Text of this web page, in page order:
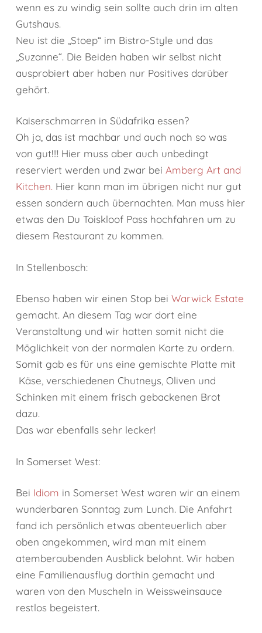
wenn es zu windig sein sollte auch drin im alten
Gutshaus.
Neu ist die „Stoep“ im Bistro-Style und das
„Suzanne“. Die Beiden haben wir selbst nicht
ausprobiert aber haben nur Positives darüber
gehört.
Kaiserschmarren in Südafrika essen?
Oh ja, das ist machbar und auch noch so was
von gut!!!! Hier muss aber auch unbedingt
reserviert werden und zwar bei Amberg Art and
Kitchen. Hier kann man im übrigen nicht nur gut
essen sondern auch übernachten. Man muss hier
etwas den Du Toiskloof Pass hochfahren um zu
diesem Restaurant zu kommen.
In Stellenbosch:
Ebenso haben wir einen Stop bei Warwick Estate
gemacht. An diesem Tag war dort eine
Veranstaltung und wir hatten somit nicht die
Möglichkeit von der normalen Karte zu ordern.
Somit gab es für uns eine gemischte Platte mit
Käse, verschiedenen Chutneys, Oliven und
Schinken mit einem frisch gebackenen Brot
dazu.
Das war ebenfalls sehr lecker!
In Somerset West:
Bei Idiom in Somerset West waren wir an einem
wunderbaren Sonntag zum Lunch. Die Anfahrt
fand ich persönlich etwas abenteuerlich aber
oben angekommen, wird man mit einem
atemberaubenden Ausblick belohnt. Wir haben
eine Familienausflug dorthin gemacht und
waren von den Muscheln in Weissweinsauce
restlos begeistert.